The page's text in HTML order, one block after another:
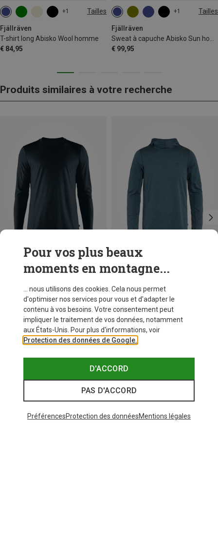
+1 Tailles
Fjällräven
T-shirt long Abisko Wool homme
€ 84,95
XS S XL XXL
+1 Tailles
Fjällräven
€ 99,95
XS S XXL
Produits similaires à votre recherche
+1 Tailles
Fjällräven
T-shirt long Abisko Wool homme
S XL XXL
Fjällräven
€ 99,95
XS S XXL
Pour vos plus beaux
moments en montagne...
... nous utilisons des cookies. Cela nous permet
d'optimiser nos services pour vous et d'adapter le
contenu à vos besoins. Votre consentement peut
impliquer le traitement de vos données, notamment
aux États-Unis. Pour plus d'informations, voir
Protection des données de Google.
D'ACCORD
PAS D'ACCORD
PréférencesProtection des donnéesMentions légales